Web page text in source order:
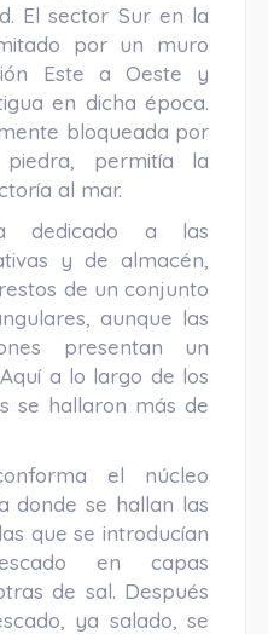
El sector Sur en la
por un muro
Este a Oeste y
en dicha época.
bloqueada por
permitía la
al mar.
dedicado a las
y de almacén,
de un conjunto
aunque las
presentan un
a lo largo de los
se hallaron más de
el núcleo
donde se hallan las
que se introducían
en capas
de sal. Después
ya salado, se